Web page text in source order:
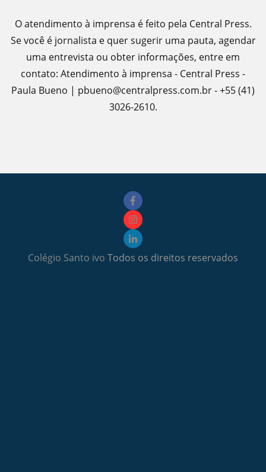
O atendimento à imprensa é feito pela Central Press.
Se você é jornalista e quer sugerir uma pauta, agendar
uma entrevista ou obter informações, entre em
contato: Atendimento à imprensa - Central Press -
Paula Bueno | pbueno@centralpress.com.br - +55 (41)
3026-2610.
Colégio Santo ivo Todos os direitos reservados